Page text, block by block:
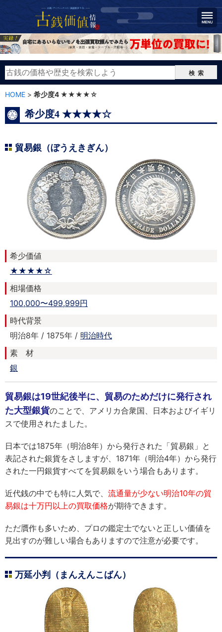
検索
HOME > 希少度4 ★★★★☆
希少度4 ★★★★☆
貿易銀（ぼうえきぎん）
希少価値
★★★★☆
相場価格
100,000〜499,999円
時代背景
明治8年 / 1875年 / 明治時代
素 材
銀
貿易銀は19世紀後半に、貿易のためだけに発行され
た大型銀貨のことで、アメリカ合衆国、日本およびイギリ
スで使用されたました。
日本では1875年（明治8年）から発行された「貿易銀」と
表記された銀貨をさしますが、1871年（明治4年）から発行
された一円銀貨すべてを貿易銀をいう場合もあります。
近代銭の中でも特に人気で、 流通量が少ない明治10年の貿
易銀は十万円以上の買取価格が期待できます。
ただ贋作も多いため、プロの鑑定士でないと正しい価値を
見出すのが難しい場合もありますので注意が必要です。
万延小判（まんえんこばん）